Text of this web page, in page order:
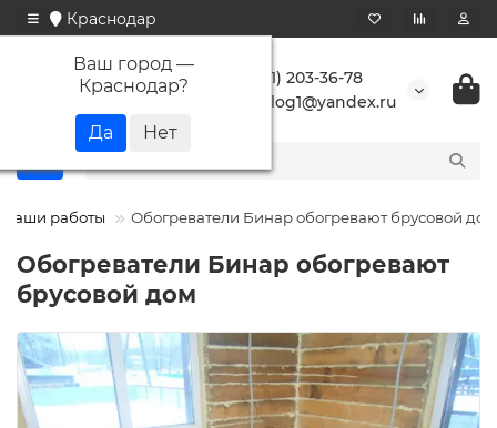
Краснодар
Ваш город —
Краснодар?
+7 (861) 203-36-78
buranlog1@yandex.ru
Наши работы Обогреватели Бинар обогревают брусовой дом
Обогреватели Бинар обогревают
брусовой дом